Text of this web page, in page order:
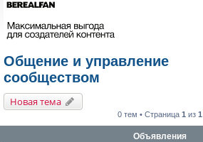
Общение и управление
сообществом
Новая тема
0 тем • Страница 1 из 1
Объявления